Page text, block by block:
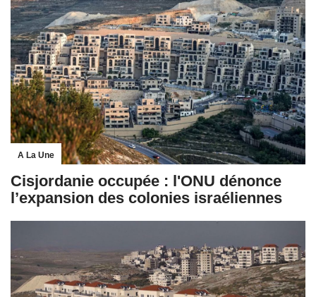
A La Une
Cisjordanie occupée : l'ONU dénonce
l’expansion des colonies israéliennes